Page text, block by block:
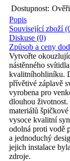
Dostupnost:
Popis
Související zboží
Diskuse (0)
Způsob a ceny
Vytvořte
nástěnného
kvalitníhohliníku.
přívětivé záplavě
vyrobena pro
dlouhou
materiálů
vysoce kvalitní
odolná proti vodě
a jednoduchý
jejich instalace
zdroje.